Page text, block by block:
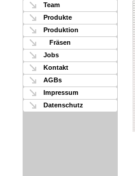
Team
Produkte
Produktion
Fräsen
Jobs
Kontakt
AGBs
Impressum
Datenschutz